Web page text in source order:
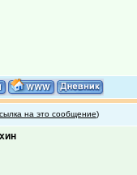
на это сообщение)